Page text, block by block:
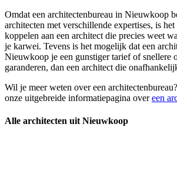
Omdat een architectenbureau in Nieuwkoop
architecten met verschillende expertises, is
koppelen aan een architect die precies weet
je karwei. Tevens is het mogelijk dat een
Nieuwkoop je een gunstiger tarief of snellere
garanderen, dan een architect die
Wil je meer weten over een
onze uitgebreide informatiepagina overeen
Alle architecten uit Nieuwkoop